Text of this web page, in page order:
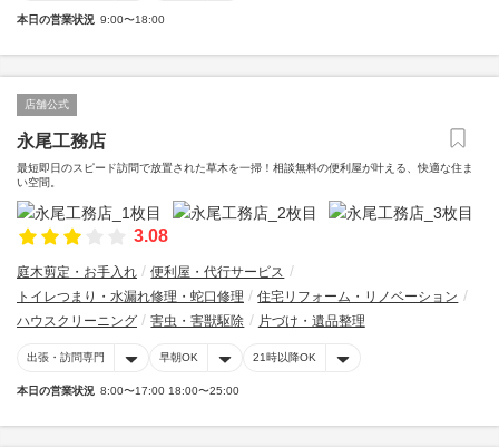
本日の営業状況 9:00〜18:00
店舗公式
永尾工務店
最短即日のスピード訪問で放置された草木を一掃！相談無料の便利屋が叶える、快適な住ま
い空間。
3.08
庭木剪定・お手入れ
便利屋・代行サービス
トイレつまり・水漏れ修理・蛇口修理
住宅リフォーム・リノベーション
ハウスクリーニング
害虫・害獣駆除 片づけ・遺品整理
出張・訪問専門 早朝OK 21時以降OK
本日の営業状況 8:00〜17:00 18:00〜25:00